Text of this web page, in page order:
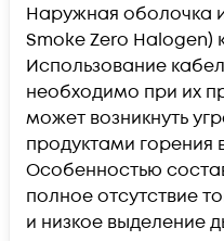
Наружная оболочка
Smoke Zero Halogen)
Использование
необходимо при их
может возникнуть
продуктами горения
Особенностью
полное отсутствие
и низкое выделение